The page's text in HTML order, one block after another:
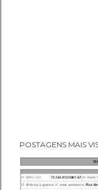
POSTAGENS MAIS